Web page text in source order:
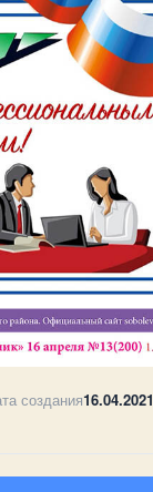
создания16.04.2021